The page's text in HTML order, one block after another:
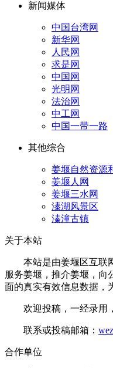
新闻媒体
中国台湾网
新华网
人民网
求是网
中国网
光明网
法治网
中工网
中国一带一路
其他综合
姜堰自然资源
姜堰人网
姜堰三水网
溱湖风景区
溱潼古镇
关于本站
本站是由姜堰区互联网
服务姜堰，推介姜堰，向
面的真实有效信息数据，
欢迎投稿，一经录用，
联系或投稿邮箱：
合作单位